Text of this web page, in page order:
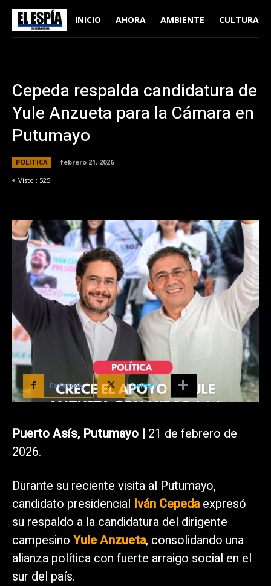
INICIO AHORA AMBIENTE CULTURA
Cepeda respalda candidatura de
Yule Anzueta para la Cámara en
Putumayo
POLÍTICA
febrero 21, 2026
Visto : 525
Facebook Twitter
Puerto Asís, Putumayo | 21 de febrero de
2026.
Durante su reciente visita al Putumayo,
candidato presidencial Iván Cepedaexpresó
su respaldo a la candidatura del dirigente
campesino Yule Anzueta, consolidando una
alianza política con fuerte arraigo social en el
sur del país.